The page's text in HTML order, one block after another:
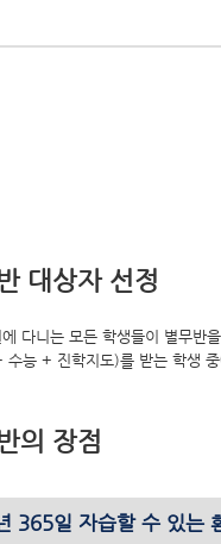
대상자 선정
에 다니는 모든 학생들이 별무반
수능 + 진학지도)를 받는 학생
의 장점
365일 자습할 수 있는